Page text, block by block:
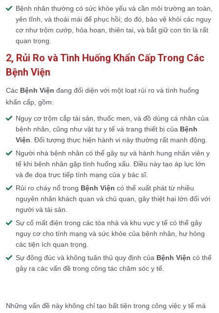
Bệnh nhân thường có sức khỏe yếu và cần môi trường an toàn,
yên tĩnh, và thoải mái để phục hồi; do đó, bảo vệ khỏi các nguy
cơ như trộm cướp, hỏa hoạn, thiên tai, và bắt giữ con tin là rất
quan trọng.
2, Rủi Ro và Tình Huống Khẩn Cấp Trong Các
Bệnh Viện
Các Bệnh Viện đang đối diện với một loạt rủi ro và tình huống
khẩn cấp, gồm:
Nguy cơ trộm cắp tài sản, thuốc men, và đồ dùng cá nhân của
bệnh nhân, cũng như vật tư y tế và trang thiết bị của Bệnh
Viện. Đối tượng thực hiện hành vi này thường rất manh động.
Người nhà bệnh nhân có thể gây sự và hành hung nhân viên y
tế khi bệnh nhân gặp tình huống xấu. Điều này tạo áp lực lớn
và đe dọa trực tiếp tính mạng của y bác sĩ.
Rủi ro cháy nổ trong Bệnh Viện có thể xuất phát từ nhiều
nguyên nhân khách quan và chủ quan, gây thiệt hại lớn đối với
người và tài sản.
Sự cố mất điện trong các tòa nhà và khu vực y tế có thể gây
nguy cơ cho tính mạng và sức khỏe của bệnh nhân, hư hỏng
các tiện ích quan trọng.
Sự đông đúc và không tuân thủ quy định của Bệnh Viện có thể
gây ra các vấn đề trong công tác chăm sóc y tế.
Những vấn đề này không chỉ tạo bất tiện trong công việc y tế mà